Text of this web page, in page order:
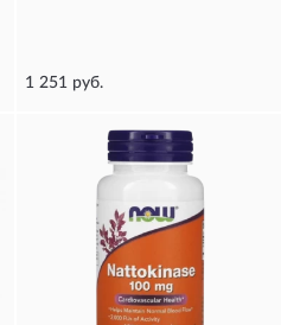
1 251 руб.